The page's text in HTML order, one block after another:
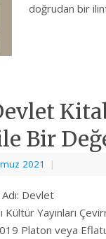
doğrudan bir
Bir
2021 |
Adı: Devlet
Kültür Yayınları
Platon veya